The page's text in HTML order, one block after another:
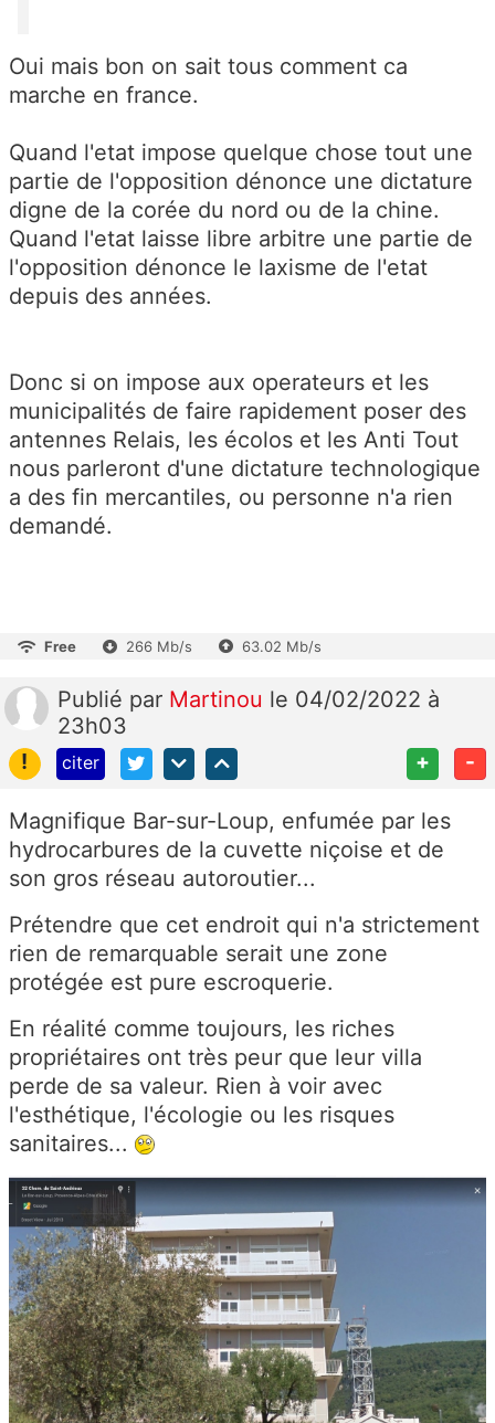
Oui mais bon on sait tous comment ca
marche en france.
Quand l'etat impose quelque chose tout une
partie de l'opposition dénonce une dictature
digne de la corée du nord ou de la chine.
Quand l'etat laisse libre arbitre une partie de
l'opposition dénonce le laxisme de l'etat
depuis des années.
Donc si on impose aux operateurs et les
municipalités de faire rapidement poser des
antennes Relais, les écolos et les Anti Tout
nous parleront d'une dictature technologique
a des fin mercantiles, ou personne n'a rien
demandé.
Free 266 Mb/s 63.02 Mb/s
Publié par Martinou le 04/02/2022 à
23h03
!
citer + -
Magnifique Bar-sur-Loup, enfumée par les
hydrocarbures de la cuvette niçoise et de
son gros réseau autoroutier...
Prétendre que cet endroit qui n'a strictement
rien de remarquable serait une zone
protégée est pure escroquerie.
En réalité comme toujours, les riches
propriétaires ont très peur que leur villa
perde de sa valeur. Rien à voir avec
l'esthétique, l'écologie ou les risques
sanitaires...